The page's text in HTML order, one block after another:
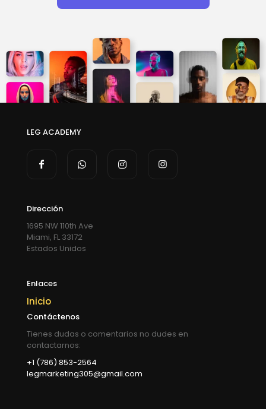
LEG ACADEMY
Dirección
1695 NW 110th Ave
Miami, FL 33172
Estados Unidos
Enlaces
Inicio
Contáctenos
Tienes dudas o comentarios no dudes en
contactarnos:
+1 (786) 853-2564
legmarketing305@gmail.com